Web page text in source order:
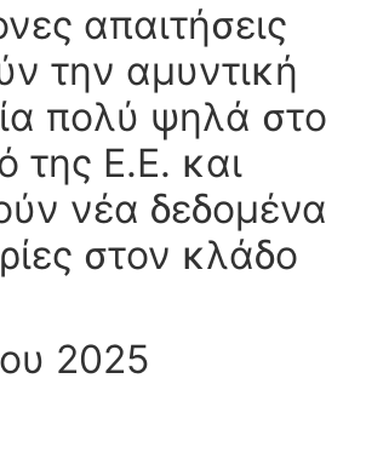
απαιτήσεις
την αμυντική
πολύ ψηλά στο
της Ε.Ε. και
νέα δεδομένα
στον κλάδο
2025